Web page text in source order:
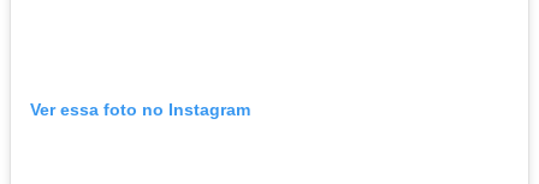
Ver essa foto no Instagram